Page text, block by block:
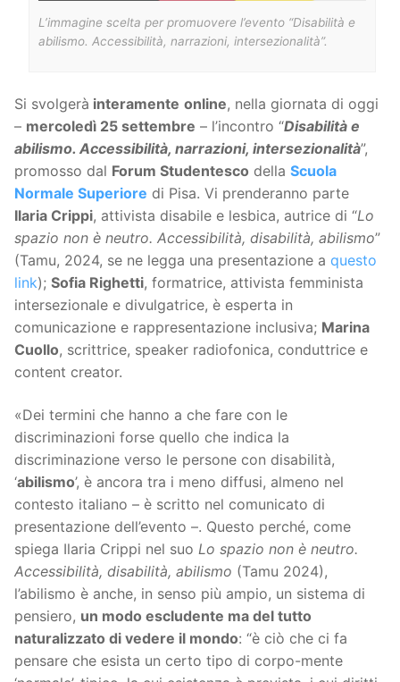
L’immagine scelta per promuovere l’evento “Disabilità e
abilismo. Accessibilità, narrazioni, intersezionalità”.
Si svolgerà interamente online, nella giornata di oggi
– mercoledì 25 settembre – l’incontro “Disabilità e
abilismo. Accessibilità, narrazioni, intersezionalità”,
promosso dal Forum Studentesco della Scuola
Normale Superiore di Pisa. Vi prenderanno parte
Ilaria Crippi, attivista disabile e lesbica, autrice di “Lo
spazio non è neutro. Accessibilità, disabilità, abilismo”
(Tamu, 2024, se ne legga una presentazione a questo
link); Sofia Righetti, formatrice, attivista femminista
intersezionale e divulgatrice, è esperta in
comunicazione e rappresentazione inclusiva; Marina
Cuollo, scrittrice, speaker radiofonica, conduttrice e
content creator.
«Dei termini che hanno a che fare con le
discriminazioni forse quello che indica la
discriminazione verso le persone con disabilità,
‘abilismo’, è ancora tra i meno diffusi, almeno nel
contesto italiano – è scritto nel comunicato di
presentazione dell’evento –. Questo perché, come
spiega Ilaria Crippi nel suo Lo spazio non è neutro.
Accessibilità, disabilità, abilismo (Tamu 2024),
l’abilismo è anche, in senso più ampio, un sistema di
pensiero, un modo escludente ma del tutto
naturalizzato di vedere il mondo: “è ciò che ci fa
pensare che esista un certo tipo di corpo-mente